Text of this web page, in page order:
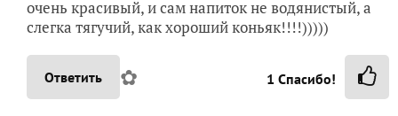
очень красивый, и сам напиток не водянистый, а
слегка тягучий, как хороший коньяк!!!!)))))
Ответить ✿ 1 Спасибо!